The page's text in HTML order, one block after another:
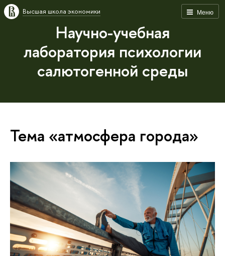
Меню
Высшая школа экономики
Научно-учебная
лаборатория психологии
салютогенной среды
Тема «атмосфера города»